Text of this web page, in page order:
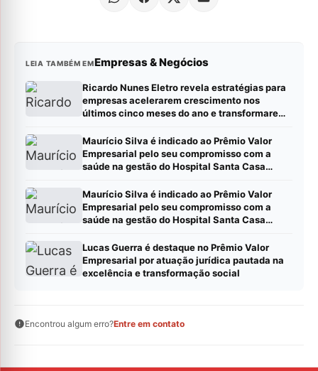
LEIA TAMBÉM EMEmpresas & Negócios
Ricardo Nunes Eletro revela estratégias para
empresas acelerarem crescimento nos
últimos cinco meses do ano e transformarem
Maurício Silva é indicado ao Prêmio Valor
Empresarial pelo seu compromisso com a
saúde na gestão do Hospital Santa Casa
Maurício Silva é indicado ao Prêmio Valor
Empresarial pelo seu compromisso com a
saúde na gestão do Hospital Santa Casa
Lucas Guerra é destaque no Prêmio Valor
Empresarial por atuação jurídica pautada na
excelência e transformação social
Encontrou algum erro?Entre em contato